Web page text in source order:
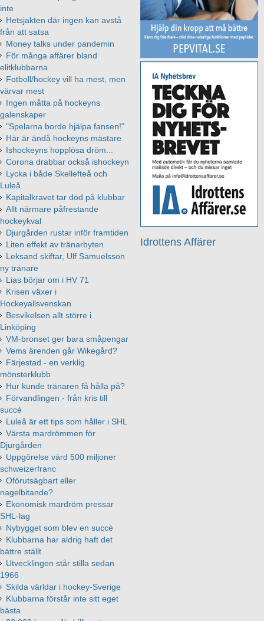
Idrottens Affärer
inte
Hetsjakten där ingen kan avstå
från att satsa
Money talks under pandemin
För många affärer bland
elitklubbarna
Fotboll/hockey vill ha mest, men
värvar mest
Ingen måtta på hockeyns
galenskaper
"Spelarna borde hjälpa fansen!"
Här är ändå hockeyns mästare
Ishockeyns hopplösa dröm...
Corona drabbar också ishockeyn
Lycka i både Skellefteå och
Luleå
Kapitalkravet tar död på klubbar
Allt närmare påfrestande
hockeykval
Djurgården rustar inför framtiden
Liten effekt av tränarbyten
Leksand skiftar, Ulf Samuelsson
ny tränare
Lias börjar om i HV 71
Krisen växer i
Hockeyallsvenskan
Besvikelsen allt större i
Linköping
VM-bronset ger bara småpengar
Vems ärenden går Wikegård?
Färjestad - en verklig
mönsterklubb
Hur kunde tränaren få hålla på?
Förvandlingen - från kris till
succé
Luleå är ett tips som håller i SHL
Värsta mardrömmen för
Djurgården
Uppgörelse värd 500 miljoner
schweizerfranc
Oförutsägbart eller
nagelbitande?
Ekonomisk mardröm pressar
SHL-lag
Nybygget som blev en succé
Klubbarna har aldrig haft det
bättre ställt
Utvecklingen står stilla sedan
1966
Skilda världar i hockey-Sverige
Klubbarna förstår inte sitt eget
bästa